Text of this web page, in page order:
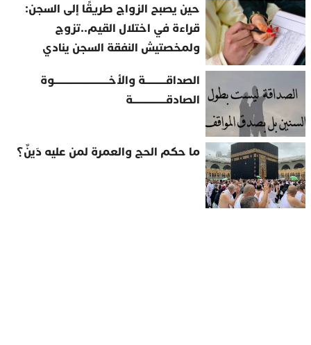
حين يصبح الزواج طريقًا إلى السجن:
قراءة في اختلال القيم..تزوج
ولمخصتيش النفقة السجن ينادي
الصداقــــــــــة والأخــــــــــــــــــــــــــوة
الصادقــــــــــــــــة
ما حكم الحج والعمرة لمن عليه دَينٌ؟